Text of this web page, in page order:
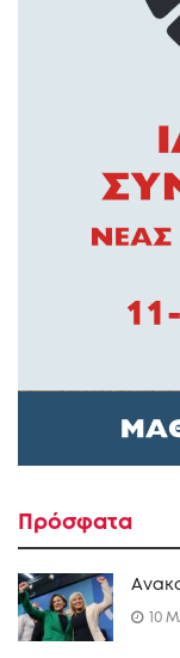
Πρόσφατα
10